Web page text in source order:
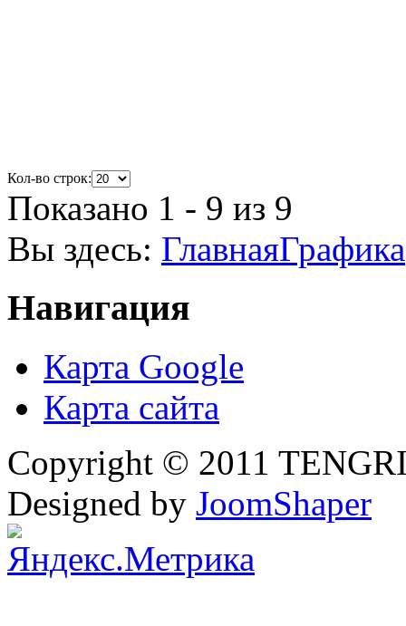
Кол-во строк:
Показано 1 - 9 из 9
Вы здесь: ГлавнаяГрафика
Навигация
Карта Google
Карта сайта
Copyright © 2011
Designed by JoomShaper